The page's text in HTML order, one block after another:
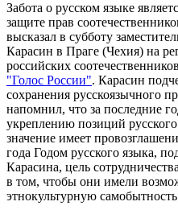
Забота о русском языке
защите прав
высказал в субботу
Карасин в Праге (Чехия) на
российских
"Голос России". Карасин
сохранения русскоязычного
напомнил, что за последние
укреплению позиций
значение имеет
года Годом русского языка,
Карасина, цель
в том, чтобы они имели
этнокультурную